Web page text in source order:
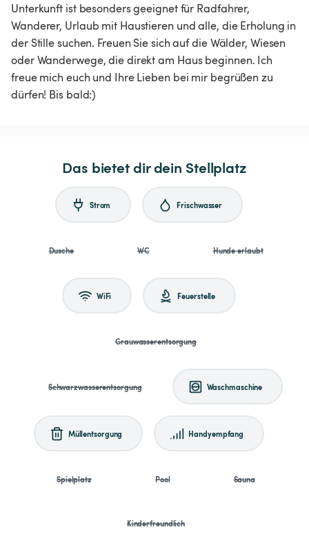
Unterkunft ist besonders geeignet für Radfahrer,
Wanderer, Urlaub mit Haustieren und alle, die Erholung in
der Stille suchen. Freuen Sie sich auf die Wälder, Wiesen
oder Wanderwege, die direkt am Haus beginnen. Ich
freue mich euch und Ihre Lieben bei mir begrüßen zu
dürfen! Bis bald:)
Das bietet dir dein Stellplatz
Strom Frischwasser
Dusche WC Hunde erlaubt
WiFi Feuerstelle
Grauwasserentsorgung
Schwarzwasserentsorgung Waschmaschine
Müllentsorgung Handyempfang
Spielplatz Pool Sauna
Kinderfreundlich